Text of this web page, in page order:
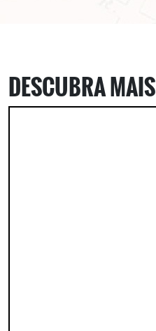
DESCUBRA MAIS